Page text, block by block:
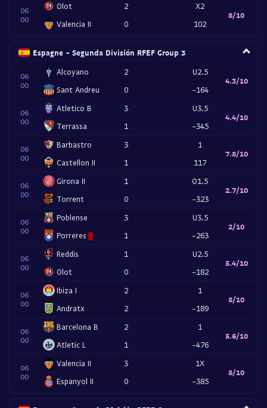
06
00
Olot
Valencia II
2
0
X2
102
8/10
Espagne - Segunda División RFEF Group 3
06
00
Alcoyano
Sant Andreu
2
0
U2.5
-164
4.3/10
06
00
Atletico B
Terrassa
3
1
U3.5
-345
4.4/10
06
00
Barbastro
Castellon II
3
1
1
117
7.8/10
06
00
Girona II
Torrent
1
0
O1.5
-323
2.7/10
06
00
Poblense
Porreres
3
1
U3.5
-263
2/10
06
00
Reddis
Olot
1
0
U2.5
-182
5.4/10
06
00
Ibiza I
Andratx
2
2
1
-189
8/10
06
00
Barcelona B
Atletic L
2
1
1
-476
5.6/10
06
00
Valencia II
Espanyol II
3
0
1X
-385
8/10